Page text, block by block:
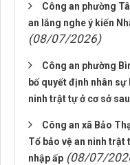
Công an phường
an lắng nghe ý kiến
(08/07/2026)
Công an phường
bố quyết định nhân
ninh trật tự ở cơ sở
Công an xã Bảo
Tổ bảo vệ an ninh trật
nhập ấp (08/07/